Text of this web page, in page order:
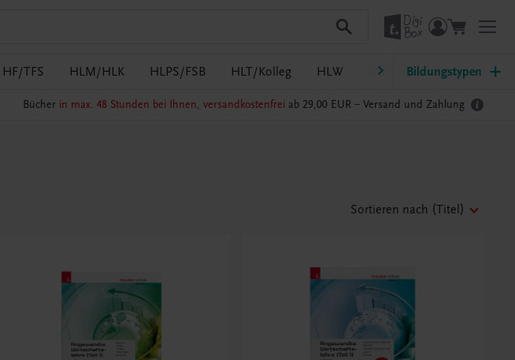
HF/TFS HLM/HLK HLPS/FSB HLT/Kolleg HLW HTL/FS LW/LWBF
Bildungstypen
Bücher in max. 48 Stunden bei Ihnen, versandkostenfrei ab 29,00 EUR – Versand und Zahlung
Sortieren nach (Titel)